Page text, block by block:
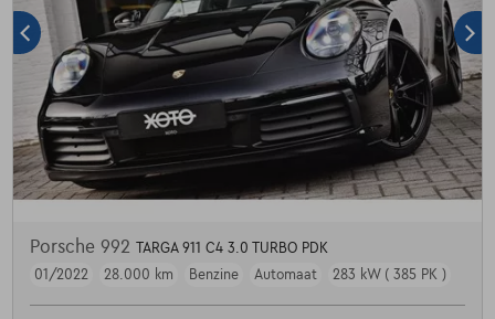
Porsche 992
TARGA 911 C4 3.0 TURBO PDK
01/2022
28.000 km Benzine Automaat 283 kW ( 385 PK )